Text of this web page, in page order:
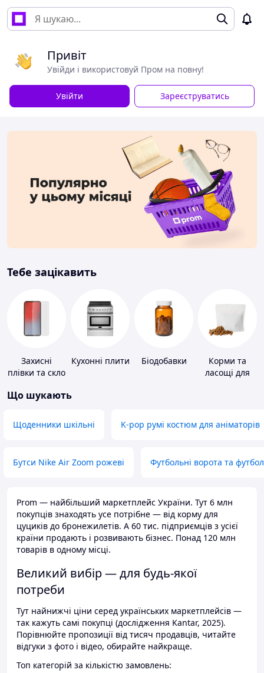
Привіт
Увійди і використовуй Пром на повну!
Увійти Зареєструватись
Тебе зацікавить
Захисні
плівки та скло
портативних
Кухонні плити Біодобавки
Корми та
ласощі для
Що шукають
Щоденники шкільні K-pop румі костюм для аніматорів
Бутси Nike Air Zoom рожеві Футбольні ворота та
Prom — найбільший маркетплейс України. Тут 6 млн
покупців знаходять усе потрібне — від корму для
цуциків до бронежилетів. А 60 тис. підприємців з усієї
країни продають і розвивають бізнес. Понад 120 млн
товарів в одному місці.
Великий вибір — для будь-якої
потреби
Тут найнижчі ціни серед українських маркетплейсів —
так кажуть самі покупці (дослідження Kantar, 2025).
Порівнюйте пропозиції від тисяч продавців, читайте
відгуки з фото і відео, обирайте найкраще.
Топ категорій за кількістю замовлень: